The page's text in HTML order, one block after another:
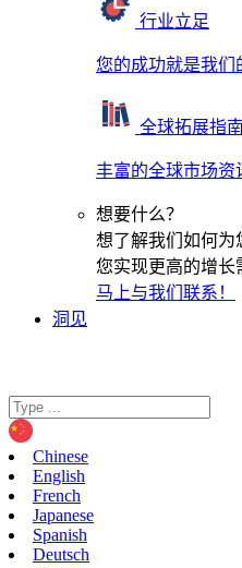
行业立足
您的成功就是我们
全球拓展指南
丰富的全球市场资
想要什么？
想了解我们如何为
您实现更高的增长
马上与我们联系！
洞见
Chinese
English
French
Japanese
Spanish
Deutsch